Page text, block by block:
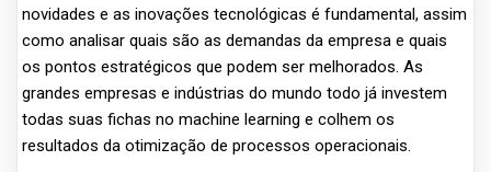
novidades e as inovações tecnológicas é fundamental, assim
como analisar quais são as demandas da empresa e quais
os pontos estratégicos que podem ser melhorados. As
grandes empresas e indústrias do mundo todo já investem
todas suas fichas no machine learning e colhem os
resultados da otimização de processos operacionais.